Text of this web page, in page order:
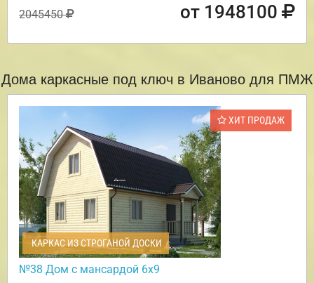
2045450 от 1948100
Дома каркасные под ключ в Иваново для ПМЖ
ХИТ ПРОДАЖ
КАРКАС ИЗ СТРОГАНОЙ ДОСКИ
№38 Дом с мансардой 6х9